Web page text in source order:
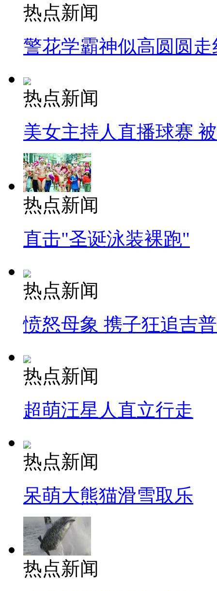
热点新闻
警花学霸神似高圆圆走
热点新闻
美女主持人直播球赛
热点新闻
直击"圣诞泳装裸跑"
热点新闻
愤怒母象 携子狂追吉
热点新闻
超萌汪星人直立行走
热点新闻
呆萌大熊猫滑雪取乐
热点新闻